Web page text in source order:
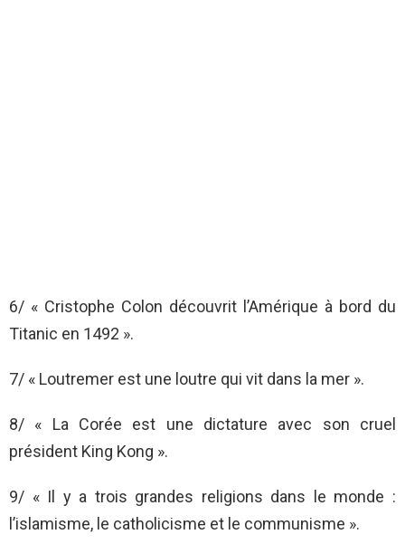
6/ « Cristophe Colon découvrit l’Amérique à bord du
Titanic en 1492 ».
7/ « Loutremer est une loutre qui vit dans la mer ».
8/ « La Corée est une dictature avec son cruel
président King Kong ».
9/ « Il y a trois grandes religions dans le monde :
l’islamisme, le catholicisme et le communisme ».